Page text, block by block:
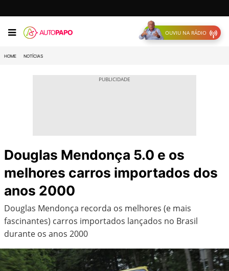
OUVIU NA RÁDIO
HOME NOTÍCIAS
Douglas Mendonça 5.0 e os
melhores carros importados dos
anos 2000
Douglas Mendonça recorda os melhores (e mais
fascinantes) carros importados lançados no Brasil
durante os anos 2000